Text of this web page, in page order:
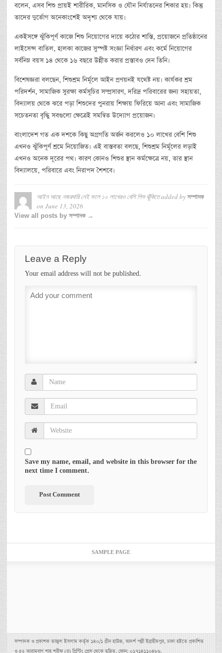
বলেন, এসব শিশু প্রায়ই শারীরিক, মানসিক ও যৌন নির্যাতনের শিকার হয়। কিন্তু
তাদের দুর্ভোগ অনেকাংশেই অদৃশ্য থেকে যায়।
একইসঙ্গে ঝুঁকিপূর্ণ কাজে শিশু নিয়োগের দায়ে কঠোর শাস্তি, প্রয়োজনে প্রতিষ্ঠানের
লাইসেন্স বাতিল, হালকা কাজের সুস্পষ্ট সংজ্ঞা নির্ধারণ এবং কর্মে নিয়োগের
সর্বনিম্ন বয়স ১৪ থেকে ১৬ বছরে উন্নীত করার প্রস্তাবও দেন তিনি।
বিশেষজ্ঞরা বলছেন, শিশুশ্রম নির্মূলে আইন প্রণয়নই যথেষ্ট নয়। কার্যকর শ্রম
পরিদর্শন, সামাজিক সুরক্ষা কর্মসূচির সম্প্রসারণ, দরিদ্র পরিবারের জন্য সহায়তা,
বিদ্যালয় থেকে ঝরে পড়া শিশুদের পুনরায় শিক্ষায় ফিরিয়ে আনা এবং সামাজিক
সচেতনতা বৃদ্ধিু সবগুলো ক্ষেত্রেই সমন্বিত উদ্যোগ প্রয়োজন।
বাংলাদেশ গত এক দশকে কিছু অগ্রগতি অর্জন করলেও ১০ লাখের বেশি শিশু
এখনও ঝুঁকিপূর্ণ শ্রমে নিয়োজিত। এই বাস্তবতা বলছে, শিশুশ্রম নির্মূলের লড়াই
এখনও অনেক দূরের পথ। কারণ কোনও শিশুর স্থান কর্মক্ষেত্রে নয়, তার স্থান
বিদ্যালয়ে, পরিবারে এবং নিরাপদ শৈশবে।
আইন আছে নজরদারি নেই ফলে ১০ লাখেরও বেশি শিশু ঝুঁকিতেadded by সম্পাদক
on June 13, 2026
View all posts by সম্পাদক →
Leave a Reply
Your email address will not be published.
Save my name, email, and website in this browser for the
next time I comment.
SAMPLE PAGE
সম্পাদক ও প্রকাশক তাজুল ইসলাম কর্তৃক ১৪০/১ গ্রীন হাউজ, আদর্শ পল্লী ইব্রাহীমপুর, ঢাকা হইতে প্রকাশিত
ও ৫২ আরামবাগ শাহ্ শরীফ (র) প্রিন্টিং প্রেস থেকে মুদ্রিত, ফোন: ০১৭১৪১১০৪৮৬,